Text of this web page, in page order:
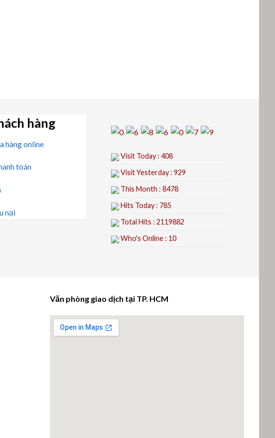
hàng
hàng online
toán
nại
Visit Today : 408
Visit Yesterday : 929
This Month : 8478
Hits Today : 785
Total Hits : 2119882
Who's Online : 10
Văn phòng giao dịch tại TP. HCM